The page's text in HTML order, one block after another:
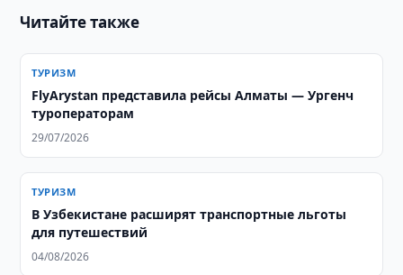
Читайте также
ТУРИЗМ
FlyArystan представила рейсы Алматы — Ургенч
туроператорам
29/07/2026
ТУРИЗМ
В Узбекистане расширят транспортные льготы
для путешествий
04/08/2026